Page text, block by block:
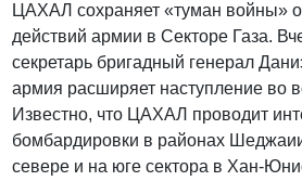
ЦАХАЛ сохраняет «туман войны»
действий армии в Секторе Газа.
секретарь бригадный генерал
армия расширяет наступление во
Известно, что ЦАХАЛ проводит
бомбардировки в районах
севере и на юге сектора в Хан-